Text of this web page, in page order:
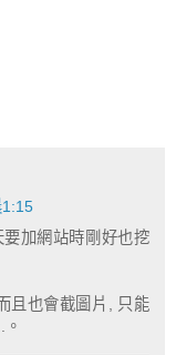
加網站時剛好也挖
且也會截圖片, 只能